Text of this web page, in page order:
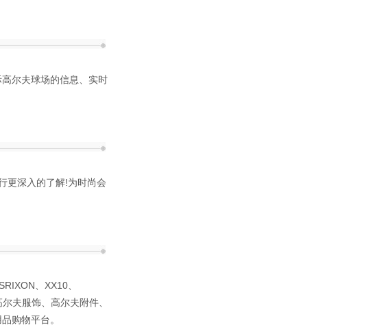
尔夫球场的信息、实时
更深入的了解!为时尚会
、XX10、
夫服饰、高尔夫附件、
购物平台。